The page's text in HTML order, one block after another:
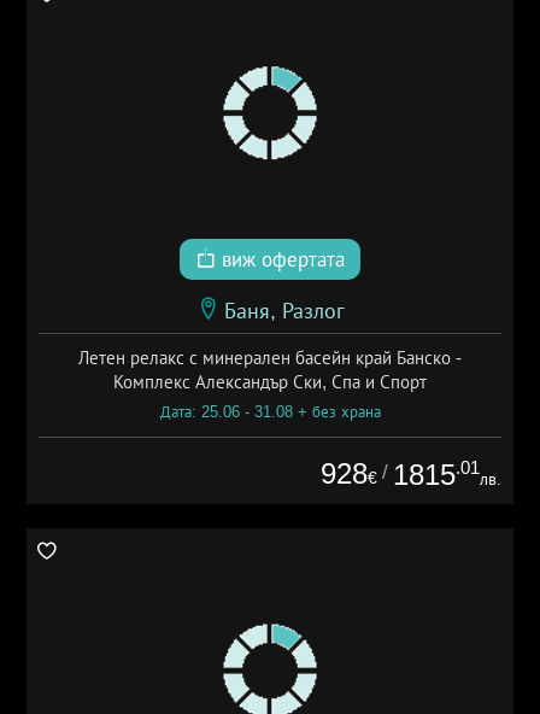
виж офертата
Баня, Разлог
Летен релакс с минерален басейн край Банско -
Комплекс Александър Ски, Спа и Спорт
Дата: 25.06 - 31.08 + без храна
928€ / 1815.01
лв.